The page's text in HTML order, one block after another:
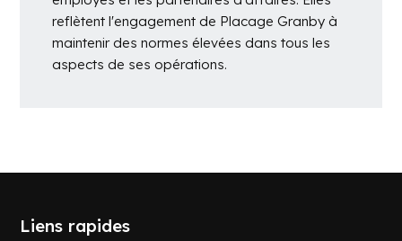
reflètent l'engagement de Placage Granby à
maintenir des normes élevées dans tous les
aspects de ses opérations.
Liens rapides